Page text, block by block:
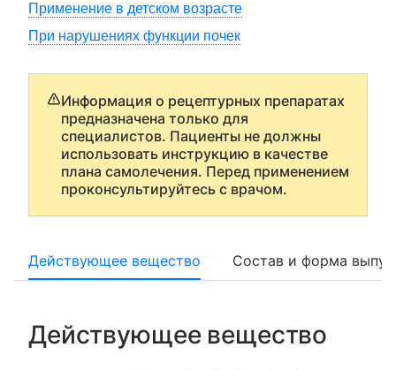
Применение в детском возрасте
При нарушениях функции почек
Информация о рецептурных препаратах
предназначена только для
специалистов. Пациенты не должны
использовать инструкцию в качестве
плана самолечения. Перед применением
проконсультируйтесь с врачом.
Действующее вещество Состав и форма
Действующее вещество